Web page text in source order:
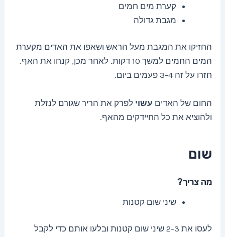
קערת מים חמים
מגבת גדולה
החזיקו את המגבת מעל הראש ושאפו את האדים מקערת
המים החמים למשך 10 דקות. לאחר מכן, קנחו את האף.
חזרו על זה 3-4 פעמים ביום.
החום של האדים עשוי לפרק את הריר שגורם לנזלת
ולהוציא את כל החיידקים מהאף.
שום
מה צריך?
שיני שום קטנות
לעסו את 2-3 שיני שום קטנות ובלעו אותם כדי לקבל